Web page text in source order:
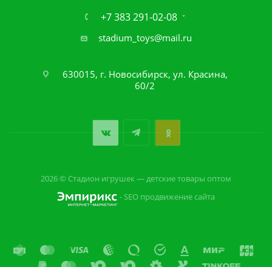
+7 383 291-02-08
stadium_toys@mail.ru
630015, г. Новосибирск, ул. Красина,
60/2
2026 © Стадион игрушек — детские товары оптом
- SEO продвижение сайта